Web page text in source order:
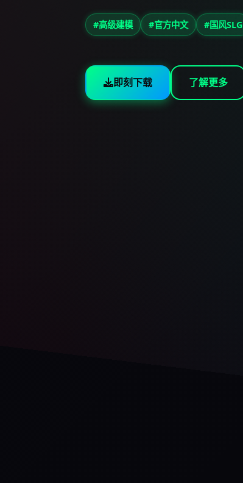
#高级建模 #官方中文 #国风SLG
即刻下载 了解更多